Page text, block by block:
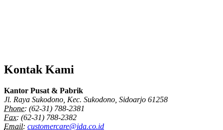
Kontak Kami
Kantor Pusat & Pabrik
Jl. Raya Sukodono, Kec. Sukodono, Sidoarjo 61258
Phone: (62-31) 788-2381
Fax: (62-31) 788-2382
Email: customercare@ida.co.id